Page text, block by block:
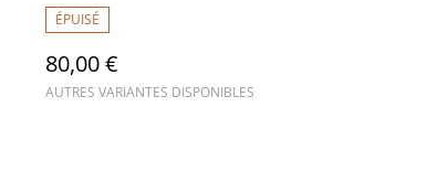
ÉPUISÉ
80,00 €
AUTRES VARIANTES DISPONIBLES